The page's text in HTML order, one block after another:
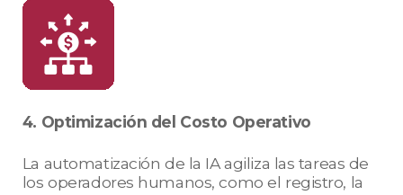
4. Optimización del Costo Operativo
La automatización de la IA agiliza las tareas de
los operadores humanos, como el registro, la